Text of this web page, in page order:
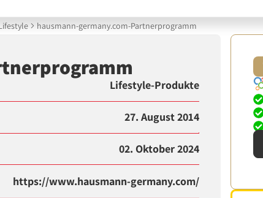
hausmann-germany.com-Partnerprogramm
Lifestyle-Produkte
27. August 2014
02. Oktober 2024
https://www.hausmann-germany.com/